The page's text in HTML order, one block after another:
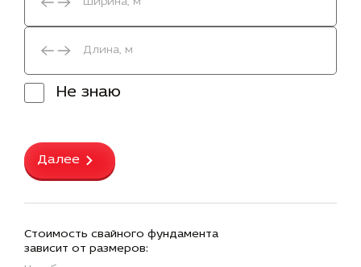
Не знаю
Далее
Стоимость свайного фундамента
зависит от размеров: